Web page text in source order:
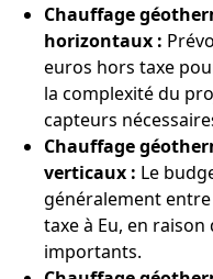
Chauffage
horizontaux :
euros hors taxe
la complexité du
capteurs
Chauffage
verticaux : Le
généralement entre
taxe à Eu, en
importants.